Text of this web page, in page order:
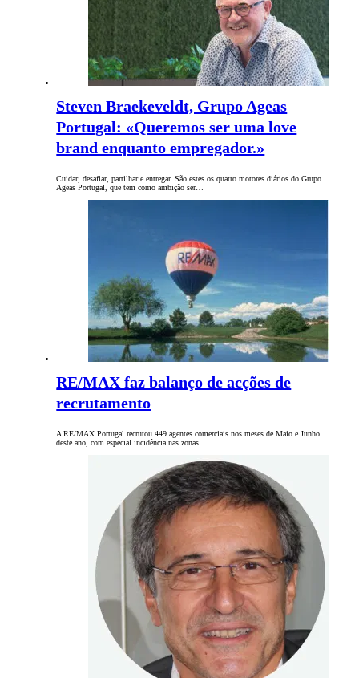
Steven Braekeveldt, Grupo Ageas
Portugal: «Queremos ser uma love
brand enquanto empregador.»
Cuidar, desafiar, partilhar e entregar. São estes os quatro motores diários do Grupo
Ageas Portugal, que tem como ambição ser…
RE/MAX faz balanço de acções de
recrutamento
A RE/MAX Portugal recrutou 449 agentes comerciais nos meses de Maio e Junho
deste ano, com especial incidência nas zonas…